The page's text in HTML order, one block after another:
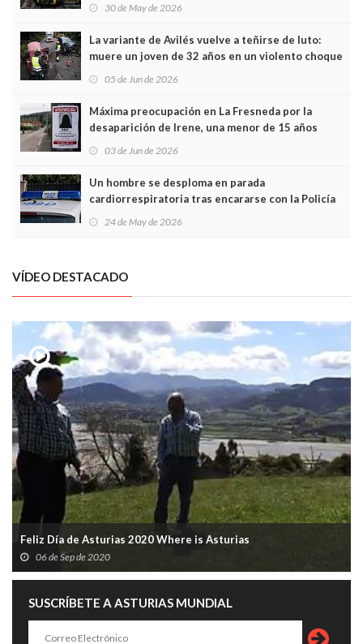
30 de May de 2026
La variante de Avilés vuelve a teñirse de luto:
muere un joven de 32 años en un violento choque
05 de Jun de 2026
Máxima preocupación en La Fresneda por la
desaparición de Irene, una menor de 15 años
03 de Jun de 2026
Un hombre se desploma en parada
cardiorrespiratoria tras encararse con la Policía
24 de May de 2026
VÍDEO DESTACADO
Feliz Día de Asturias 2020 Where is Asturias
06 de Sep de 2020
SUSCRÍBETE A ASTURIAS MUNDIAL